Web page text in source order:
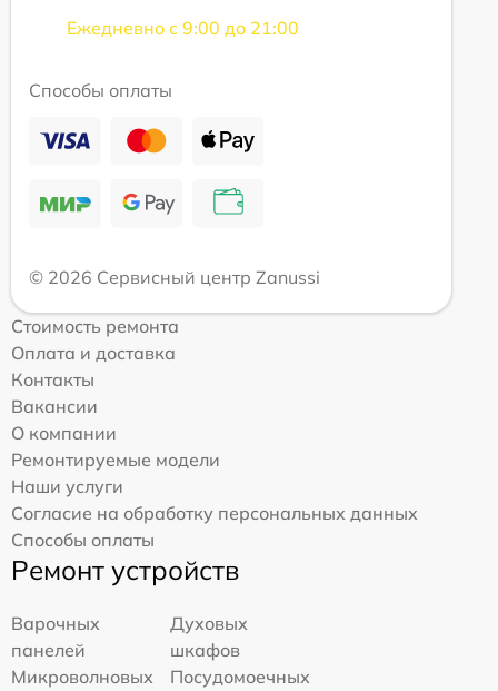
Ежедневно с 9:00 до 21:00
Способы оплаты
© 2026 Сервисный центр Zanussi
Стоимость ремонта
Оплата и доставка
Контакты
Вакансии
О компании
Ремонтируемые модели
Наши услуги
Согласие на обработку персональных данных
Способы оплаты
Ремонт устройств
Варочных
панелей
Духовых
шкафов
Микроволновых
Посудомоечных